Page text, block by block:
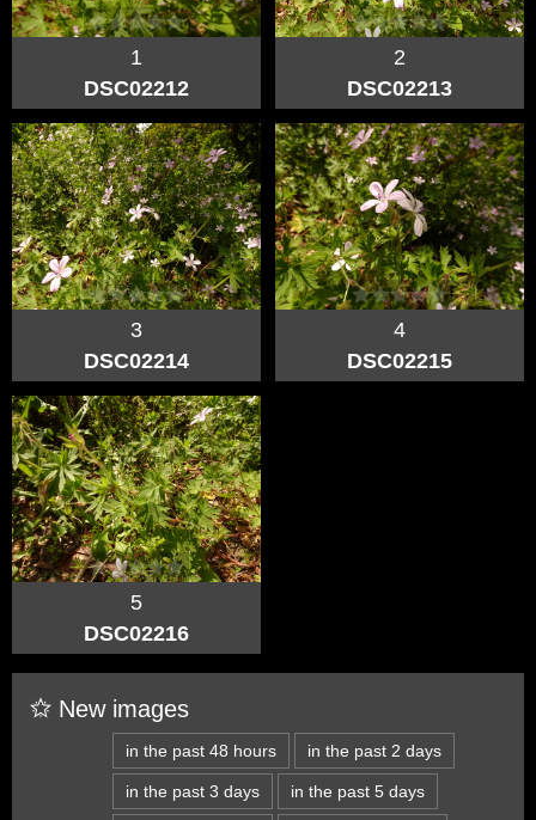
1
DSC02212
2
DSC02213
3
DSC02214
4
DSC02215
5
DSC02216
New images
in the past 48 hours in the past 2 days
in the past 3 days in the past 5 days